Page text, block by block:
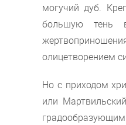
могучий дуб.
большую тень
олицетворением
Но с приходом
или